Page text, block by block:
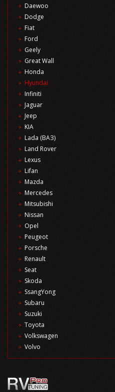
Daewoo
Dodge
Fiat
Ford
Geely
Great Wall
Honda
Hyundai
Infiniti
Jaguar
Jeep
KIA
Lada (ВАЗ)
Land Rover
Lexus
Lifan
Mazda
Mercedes
Mitsubishi
Nissan
Opel
Peugeot
Porsche
Renault
Seat
Skoda
SsangYong
Subaru
Suzuki
Toyota
Volkswagen
Volvo